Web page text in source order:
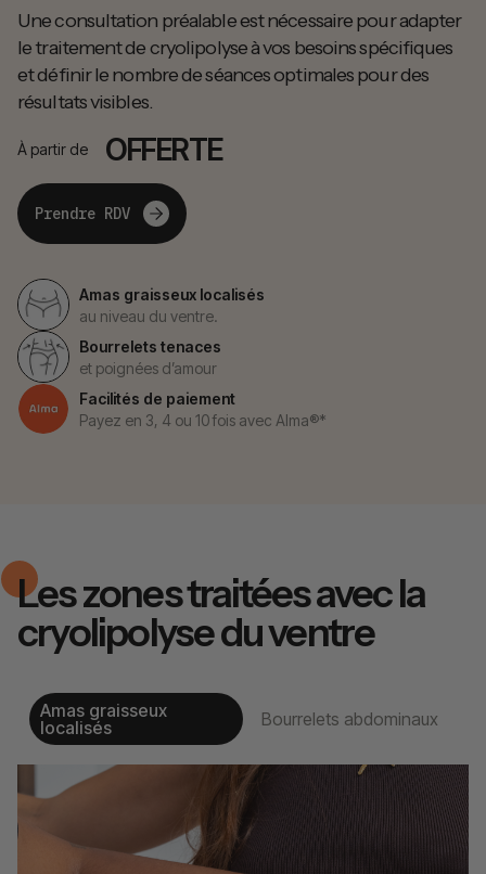
Une consultation préalable est nécessaire pour adapter
le traitement de cryolipolyse à vos besoins spécifiques
et définir le nombre de séances optimales pour des
résultats visibles.
À partir de OFFERTE
Prendre RDV
Amas graisseux localisés
au niveau du ventre.
Bourrelets tenaces
et poignées d’amour
Facilités de paiement
Payez en 3, 4 ou 10 fois avec Alma®*
Les zones traitées avec la
cryolipolyse du ventre
Amas graisseux
localisés
Bourrelets abdominaux